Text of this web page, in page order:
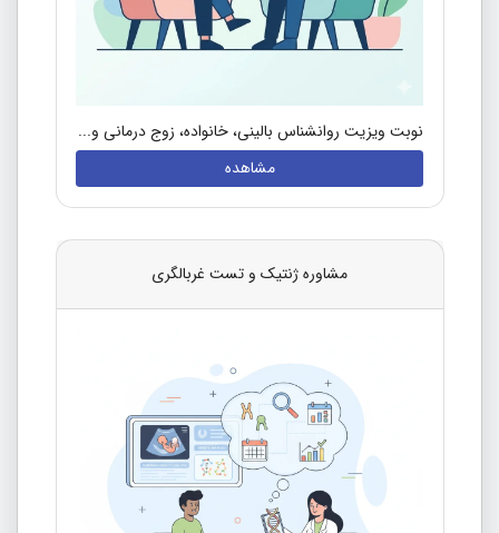
نوبت ویزیت روانشناس بالینی، خانواده، زوج درمانی و...
مشاهده
مشاوره ژنتیک و تست غربالگری